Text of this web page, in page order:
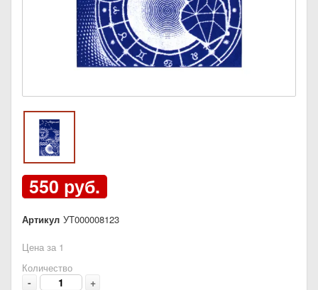
550 руб.
Артикул УТ000008123
Цена за 1
Количество
- +